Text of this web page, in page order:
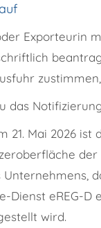
Exporteurin
das
21. Mai 2026
Unternehmens,
Dienst eREG-D
wird.